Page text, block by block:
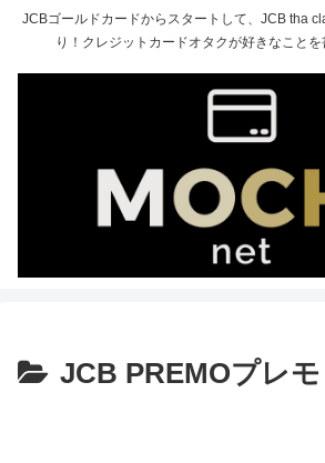
JCBゴールドカードからスタートして、JCB tha
り！クレジットカードオタクが好きなことを
JCB PREMOプレモ